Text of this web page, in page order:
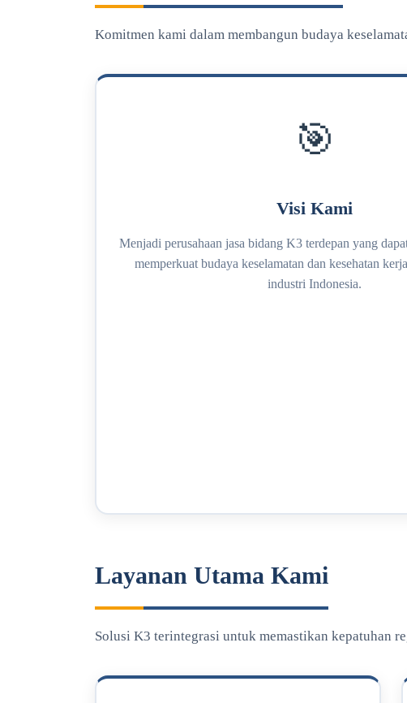
Komitmen kami dalam membangun budaya
🎯
Visi Kami
Menjadi perusahaan jasa bidang K3 terdepan yang
memperkuat budaya keselamatan dan kesehatan
industri Indonesia.
Layanan Utama Kami
Solusi K3 terintegrasi untuk memastikan kepatuhan